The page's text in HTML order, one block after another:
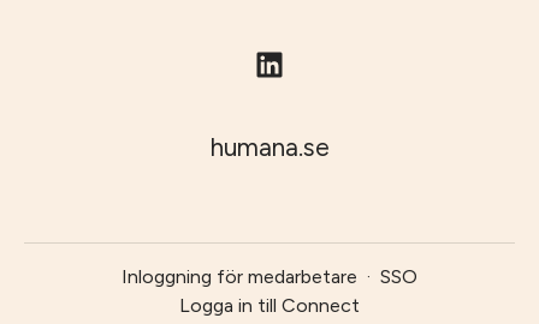
humana.se
Inloggning för medarbetare · SSO
Logga in till Connect